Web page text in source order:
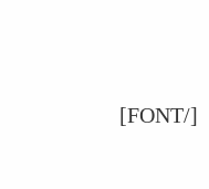
[/FONT]